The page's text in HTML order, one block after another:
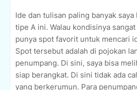
Ide dan tulisan paling banyak
tipe A ini. Walau kondisinya
punya spot favorit untuk mencari
Spot tersebut adalah di pojokan
penumpang. Di sini, saya bisa
siap berangkat. Di sini tidak ada
yang berkerumun. Para